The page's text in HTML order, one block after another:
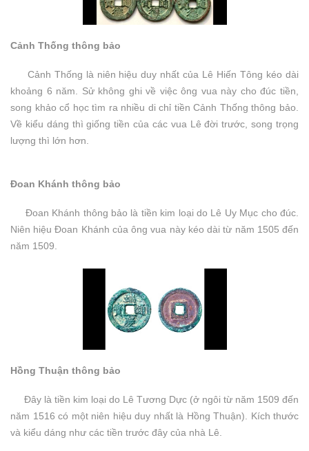
Cảnh Thống thông bảo
Cảnh Thống là niên hiệu duy nhất của Lê Hiến Tông kéo dài
khoảng 6 năm. Sử không ghi về việc ông vua này cho đúc tiền,
song khảo cổ học tìm ra nhiều di chỉ tiền Cảnh Thống thông bảo.
Về kiểu dáng thì giống tiền của các vua Lê đời trước, song trọng
lượng thì lớn hơn.
Đoan Khánh thông bảo
Đoan Khánh thông bảo là tiền kim loại do Lê Uy Mục cho đúc.
Niên hiệu Đoan Khánh của ông vua này kéo dài từ năm 1505 đến
năm 1509.
Hồng Thuận thông bảo
Đây là tiền kim loại do Lê Tương Dực (ở ngôi từ năm 1509 đến
năm 1516 có một niên hiệu duy nhất là Hồng Thuận). Kích thước
và kiểu dáng như các tiền trước đây của nhà Lê.